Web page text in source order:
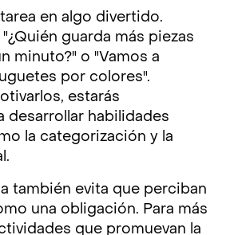
tarea en algo divertido.
guarda más piezas
minuto?" o "Vamos a
por colores".
estarás
desarrollar habilidades
la categorización y la
también evita que perciban
una obligación. Para más
que promuevan la